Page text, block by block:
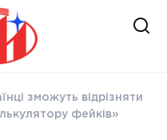
зможуть відрізняти
фейків»